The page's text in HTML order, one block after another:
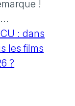
!
: dans
les films
?